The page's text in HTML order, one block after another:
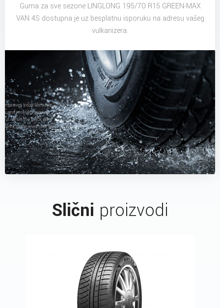
Guma za sve sezone LINGLONG 195/70 R15 GREEN-MAX
VAN 4S dostupna je uz besplatnu isporuku na adresu vašeg
vulkanizera.
Slični proizvodi